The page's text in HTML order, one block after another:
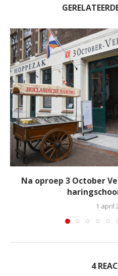
Na oproep 3 October
1 april
4